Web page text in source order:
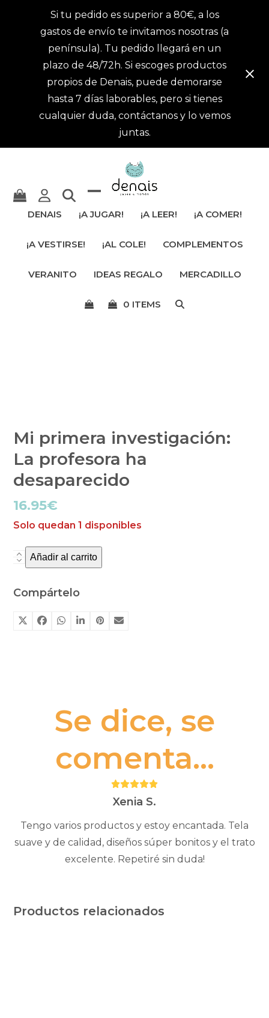
Si tu pedido es superior a 80€, a los
gastos de envío te invitamos nosotras (a
península). Tu pedido llegará en un
plazo de 48/72h. Si escoges productos
propios de Denais, puede demorarse
hasta 7 días laborables, pero si tienes
cualquier duda, contáctanos y lo vemos
juntas.
ocultar
menú
móvil
DENAIS ¡A JUGAR! ¡A LEER! ¡A COMER!
¡A VESTIRSE! ¡AL COLE! COMPLEMENTOS
VERANITO IDEAS REGALO MERCADILLO
0 ITEMS
Mi primera investigación:
La profesora ha
desaparecido
16.95€
Solo quedan 1 disponibles
Mi
investigación:
profesora
Añadir al carrito
Compártelo
Se dice, se
comenta...
Puntuación:
5Xenia S.
Tengo varios productos y estoy encantada. Tela
suave y de calidad, diseños súper bonitos y el trato
excelente. Repetiré sin duda!
Productos relacionados